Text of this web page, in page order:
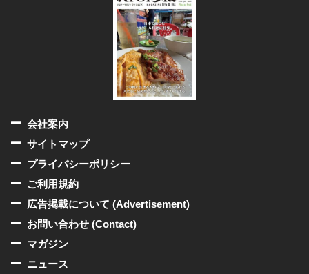
会社案内
サイトマップ
プライバシーポリシー
ご利用規約
広告掲載について (Advertisement)
お問い合わせ (Contact)
マガジン
ニュース